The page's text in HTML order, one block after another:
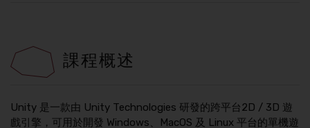
課程概述
Unity 是一款由 Unity Technologies 研發的跨平台2D / 3D 遊
戲引擎，可用於開發 Windows、MacOS 及 Linux 平台的單機遊